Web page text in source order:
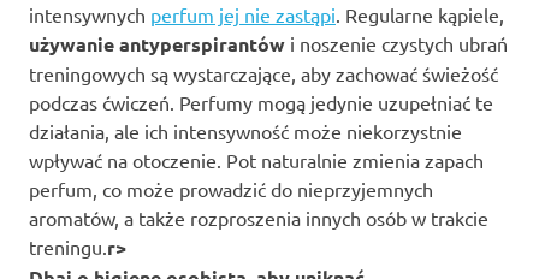
intensywnych perfum jej nie zastąpi. Regularne kąpiele,
używanie antyperspirantów i noszenie czystych ubrań
treningowych są wystarczające, aby zachować świeżość
podczas ćwiczeń. Perfumy mogą jedynie uzupełniać te
działania, ale ich intensywność może niekorzystnie
wpływać na otoczenie. Pot naturalnie zmienia zapach
perfum, co może prowadzić do nieprzyjemnych
aromatów, a także rozproszenia innych osób w trakcie
treningu.r>